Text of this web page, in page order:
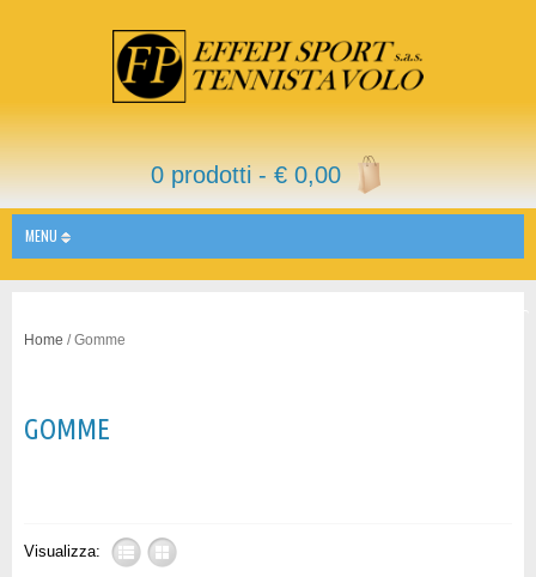
0 prodotti -€0,00
MENU
Home / Gomme
GOMME
Visualizza: